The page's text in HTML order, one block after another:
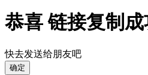
恭喜 链接复制成
快去发送给朋友吧
确定